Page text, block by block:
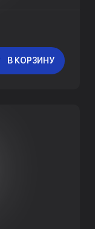
В КОРЗИНУ